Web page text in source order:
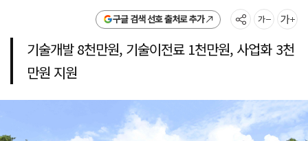
구글 검색 선호 출처로 추가
기술개발 8천만원, 기술이전료 1천만원, 사업화 3천
만원 지원